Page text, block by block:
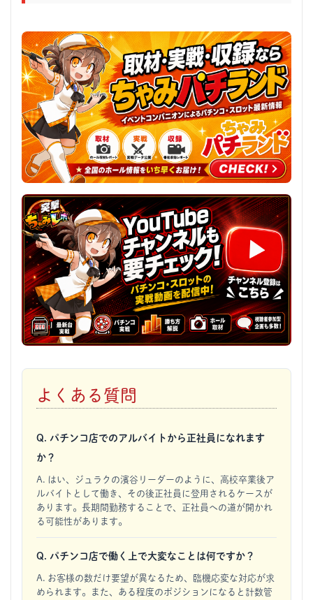
よくある質問
Q. パチンコ店でのアルバイトから正社員になれます
か？
A. はい、ジュラクの濱谷リーダーのように、高校卒業後ア
ルバイトとして働き、その後正社員に登用されるケースが
あります。長期間勤務することで、正社員への道が開かれ
る可能性があります。
Q. パチンコ店で働く上で大変なことは何ですか？
A. お客様の数だけ要望が異なるため、臨機応変な対応が求
められます。また、ある程度のポジションになると計数管